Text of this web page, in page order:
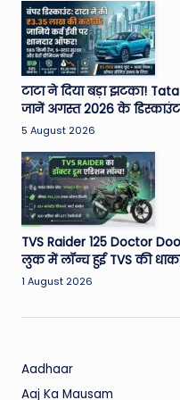
o
rl
d
टाटा ने दिया बड़ा झटका!
जानें अगस्त 2026 के डिस्काउंट
5 August 2026
TVS Raider 125 Doctor
लुक में लॉन्च हुई TVS की
1 August 2026
Aadhaar
Aaj Ka Mausam